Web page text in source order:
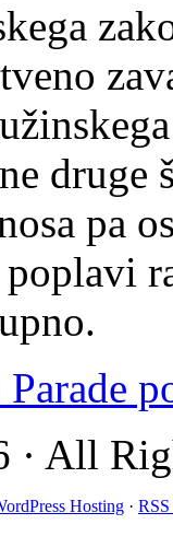
druge
pa
All
Hosting · RSS